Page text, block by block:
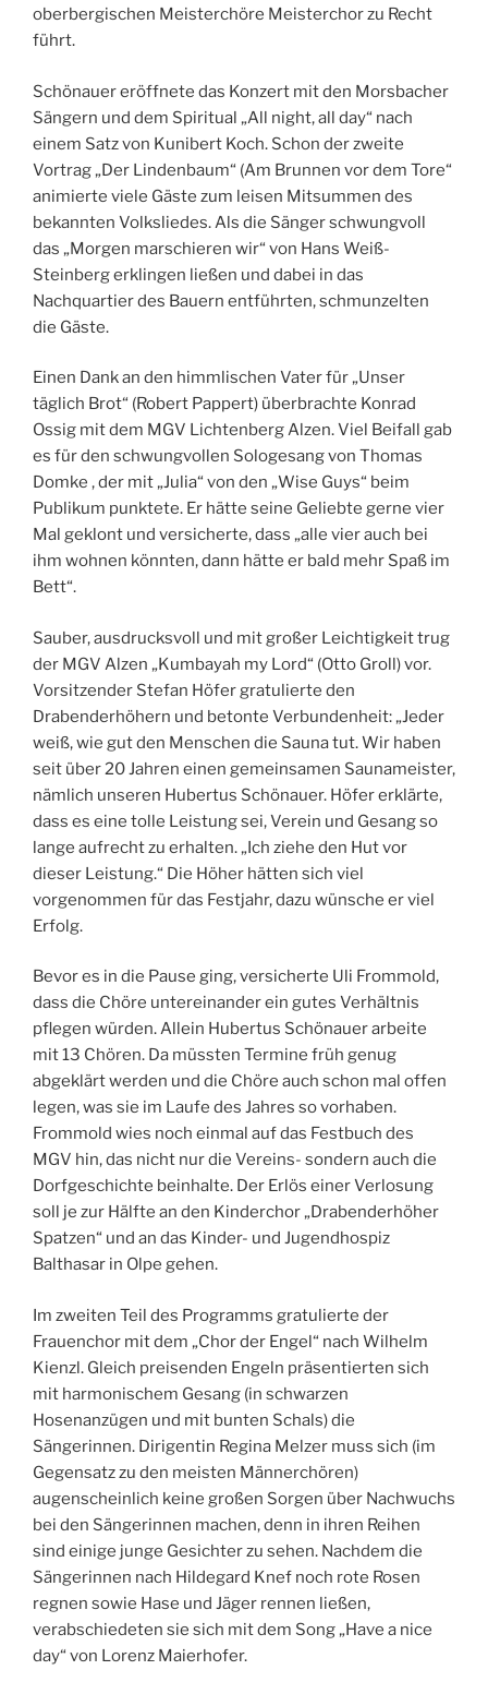
oberbergischen Meisterchöre Meisterchor zu Recht
führt.
Schönauer eröffnete das Konzert mit den Morsbacher
Sängern und dem Spiritual „All night, all day“ nach
einem Satz von Kunibert Koch. Schon der zweite
Vortrag „Der Lindenbaum“ (Am Brunnen vor dem Tore“
animierte viele Gäste zum leisen Mitsummen des
bekannten Volksliedes. Als die Sänger schwungvoll
das „Morgen marschieren wir“ von Hans Weiß-
Steinberg erklingen ließen und dabei in das
Nachquartier des Bauern entführten, schmunzelten
die Gäste.
Einen Dank an den himmlischen Vater für „Unser
täglich Brot“ (Robert Pappert) überbrachte Konrad
Ossig mit dem MGV Lichtenberg Alzen. Viel Beifall gab
es für den schwungvollen Sologesang von Thomas
Domke , der mit „Julia“ von den „Wise Guys“ beim
Publikum punktete. Er hätte seine Geliebte gerne vier
Mal geklont und versicherte, dass „alle vier auch bei
ihm wohnen könnten, dann hätte er bald mehr Spaß im
Bett“.
Sauber, ausdrucksvoll und mit großer Leichtigkeit trug
der MGV Alzen „Kumbayah my Lord“ (Otto Groll) vor.
Vorsitzender Stefan Höfer gratulierte den
Drabenderhöhern und betonte Verbundenheit: „Jeder
weiß, wie gut den Menschen die Sauna tut. Wir haben
seit über 20 Jahren einen gemeinsamen Saunameister,
nämlich unseren Hubertus Schönauer. Höfer erklärte,
dass es eine tolle Leistung sei, Verein und Gesang so
lange aufrecht zu erhalten. „Ich ziehe den Hut vor
dieser Leistung.“ Die Höher hätten sich viel
vorgenommen für das Festjahr, dazu wünsche er viel
Erfolg.
Bevor es in die Pause ging, versicherte Uli Frommold,
dass die Chöre untereinander ein gutes Verhältnis
pflegen würden. Allein Hubertus Schönauer arbeite
mit 13 Chören. Da müssten Termine früh genug
abgeklärt werden und die Chöre auch schon mal offen
legen, was sie im Laufe des Jahres so vorhaben.
Frommold wies noch einmal auf das Festbuch des
MGV hin, das nicht nur die Vereins- sondern auch die
Dorfgeschichte beinhalte. Der Erlös einer Verlosung
soll je zur Hälfte an den Kinderchor „Drabenderhöher
Spatzen“ und an das Kinder- und Jugendhospiz
Balthasar in Olpe gehen.
Im zweiten Teil des Programms gratulierte der
Frauenchor mit dem „Chor der Engel“ nach Wilhelm
Kienzl. Gleich preisenden Engeln präsentierten sich
mit harmonischem Gesang (in schwarzen
Hosenanzügen und mit bunten Schals) die
Sängerinnen. Dirigentin Regina Melzer muss sich (im
Gegensatz zu den meisten Männerchören)
augenscheinlich keine großen Sorgen über Nachwuchs
bei den Sängerinnen machen, denn in ihren Reihen
sind einige junge Gesichter zu sehen. Nachdem die
Sängerinnen nach Hildegard Knef noch rote Rosen
regnen sowie Hase und Jäger rennen ließen,
verabschiedeten sie sich mit dem Song „Have a nice
day“ von Lorenz Maierhofer.